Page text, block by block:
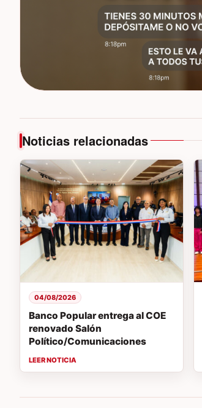
Noticias relacionadas
Banco Popular entrega al COE
renovado Salón
Político/Comunicaciones
04/08/2026